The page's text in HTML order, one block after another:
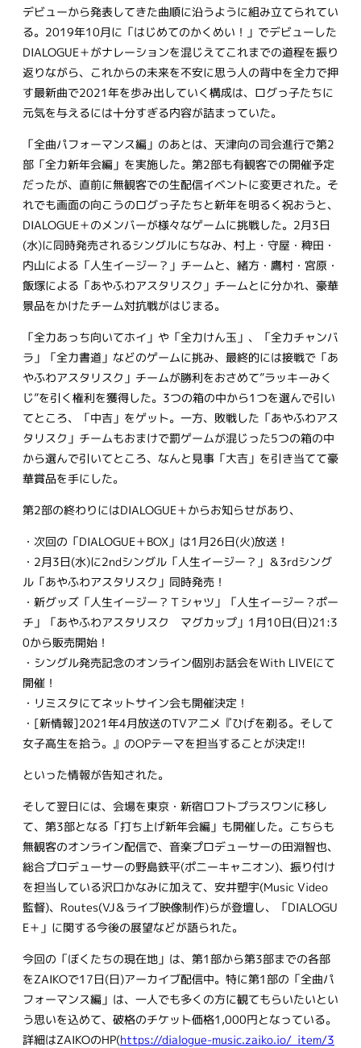
デビューから発表してきた曲順に沿うように組み立てられてい
る。2019年10月に「はじめてのかくめい！」でデビューした
DIALOGUE＋がナレーションを混じえてこれまでの道程を振り
返りながら、これからの未来を不安に思う人の背中を全力で押
す最新曲で2021年を歩み出していく構成は、ログっ子たちに
元気を与えるには十分すぎる内容が詰まっていた。
「全曲パフォーマンス編」のあとは、天津向の司会進行で第2
部「全力新年会編」を実施した。第2部も有観客での開催予定
だったが、直前に無観客での生配信イベントに変更された。そ
れでも画面の向こうのログっ子たちと新年を明るく祝おうと、
DIALOGUE＋のメンバーが様々なゲームに挑戦した。2月3日
(水)に同時発売されるシングルにちなみ、村上・守屋・稗田・
内山による「人生イージー？」チームと、緒方・鷹村・宮原・
飯塚による「あやふわアスタリスク」チームとに分かれ、豪華
景品をかけたチーム対抗戦がはじまる。
「全力あっち向いてホイ」や「全力けん玉」、「全力チャンバ
ラ」「全力書道」などのゲームに挑み、最終的には接戦で「あ
やふわアスタリスク」チームが勝利をおさめて”ラッキーみく
じ”を引く権利を獲得した。3つの箱の中から1つを選んで引い
てところ、「中吉」をゲット。一方、敗戦した「あやふわアス
タリスク」チームもおまけで罰ゲームが混じった5つの箱の中
から選んで引いてところ、なんと見事「大吉」を引き当てて豪
華賞品を手にした。
第2部の終わりにはDIALOGUE＋からお知らせがあり、
・次回の「DIALOGUE＋BOX」は1月26日(火)放送！
・2月3日(水)に2ndシングル「人生イージー？」＆3rdシング
ル「あやふわアスタリスク」同時発売！
・新グッズ「人生イージー？Ｔシャツ」「人生イージー？ポー
チ」「あやふわアスタリスク マグカップ」1月10日(日)21:3
0から販売開始！
・シングル発売記念のオンライン個別お話会をWith LIVEにて
開催！
・リミスタにてネットサイン会も開催決定！
・[新情報]2021年4月放送のTVアニメ『ひげを剃る。そして
女子高生を拾う。』のOPテーマを担当することが決定!!
といった情報が告知された。
そして翌日には、会場を東京・新宿ロフトプラスワンに移し
て、第3部となる「打ち上げ新年会編」も開催した。こちらも
無観客のオンライン配信で、音楽プロデューサーの田淵智也、
総合プロデューサーの野島鉄平(ポニーキャニオン)、振り付け
を担当している沢口かなみに加えて、安井塑宇(Music Video
監督)、Routes(VJ＆ライブ映像制作)らが登壇し、「DIALOGU
E＋」に関する今後の展望などが語られた。
今回の「ぼくたちの現在地」は、第1部から第3部までの各部
をZAIKOで17日(日)アーカイブ配信中。特に第1部の「全曲パ
フォーマンス編」は、一人でも多くの方に観てもらいたいとい
う思いを込めて、破格のチケット価格1,000円となっている。
詳細はZAIKOのHP(https://dialogue-music.zaiko.io/_item/3